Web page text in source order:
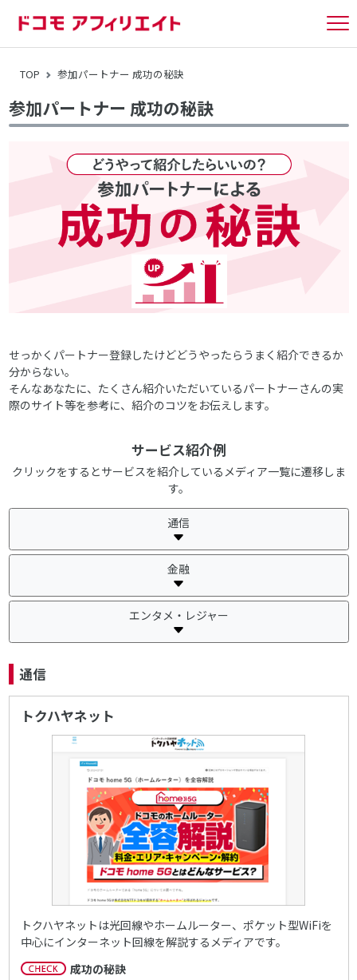
TOP 参加パートナー 成功の秘訣
参加パートナー 成功の秘訣
せっかくパートナー登録したけどどうやったらうまく紹介できるか
分からない。
そんなあなたに、たくさん紹介いただいているパートナーさんの実
際のサイト等を参考に、紹介のコツをお伝えします。
サービス紹介例
クリックをするとサービスを紹介しているメディア一覧に遷移しま
す。
通信
金融
エンタメ・レジャー
通信
トクハヤネット
トクハヤネットは光回線やホームルーター、ポケット型WiFiを
中心にインターネット回線を解説するメディアです。
成功の秘訣